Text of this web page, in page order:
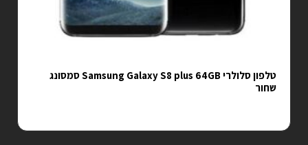
טלפון סלולרי Samsung Galaxy S23 Plus SM-S916B